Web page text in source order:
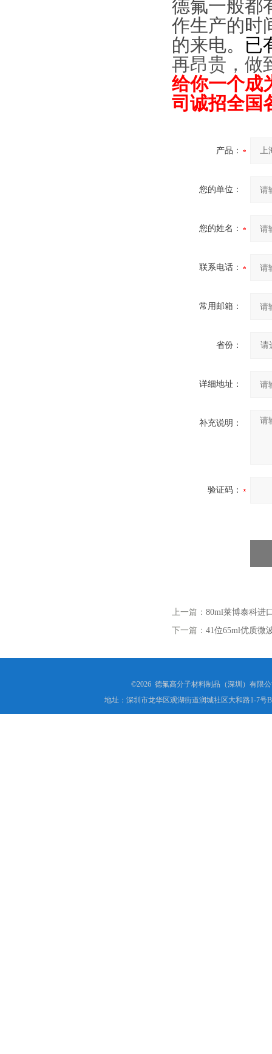
德氟一般都
作生产的时
的来电。 已
再昂贵，做
给你一个成
司诚招全国
产品：
您的单位：
您的姓名：
联系电话：
常用邮箱：
省份：
详细地址：
补充说明：
验证码：
上一篇： 80ml莱博泰科进
下一篇： 41位65ml优质微
©2026 德氟高分子材料制品（深圳）有限
地址：深圳市龙华区观湖街道润城社区大和路1-7号